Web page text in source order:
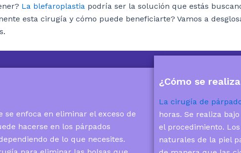
La blefaroplastia podría ser la solución que estás
esta cirugía y cómo puede beneficiarte? Vamos a
se enfoca en eliminar el exceso de
hacerse en los párpados
de lo que necesites.
¿Cómo se
La cirugía de
horas. Se realiza
el procedimiento.
naturales de la piel